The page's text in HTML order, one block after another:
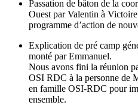
Passation de bâton de la
Ouest par Valentin à
programme d’action de
Explication de pré camp
monté par Emmanuel.
Nous avons fini la réunion
OSI RDC à la personne de
en famille OSI-RDC pour
ensemble.